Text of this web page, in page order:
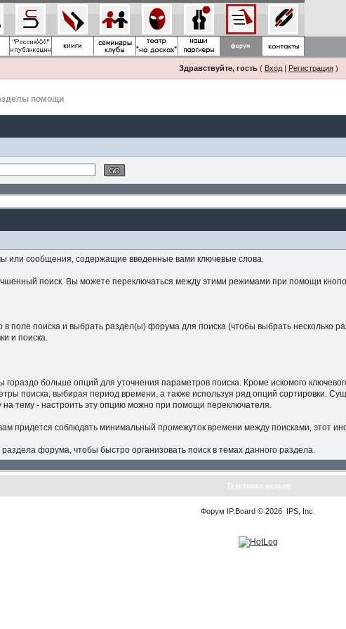
Здравствуйте, гость( Вход| Регистрация)
помощи
или сообщения, содержащие введенные вами ключевые слова.
поиск. Вы можете переключаться между этими режимами при помощи
в поле поиска и выбрать раздел(ы) форума для поиска (чтобы выбрать
и поиска.
гораздо больше опций для уточнения параметров поиска. Кроме искомого
поиска, выбирая период времени, а также используя ряд опций сортировки.
на тему - настроить эту опцию можно при помощи переключателя.
придется соблюдать минимальный промежуток времени между поисками, этот
форума, чтобы быстро организовать поиск в темах данного раздела.
Текстовая версия
Форум IP.Board © 2026 IPS, Inc